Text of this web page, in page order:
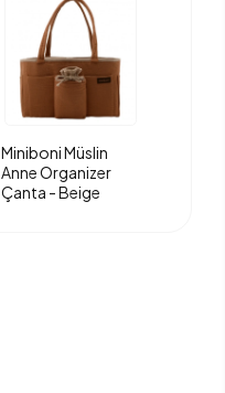
Miniboni Müslin
Anne Organizer
Çanta - Beige